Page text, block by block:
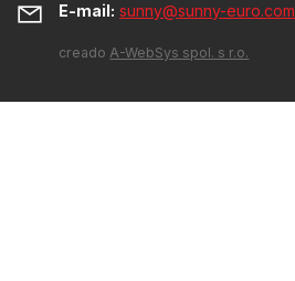
E-mail: sunny@sunny-euro.com
creadoA-WebSys spol. s r.o.